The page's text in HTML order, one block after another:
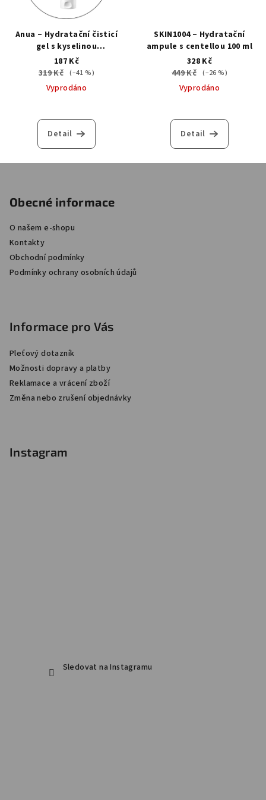
Anua – Hydratační čisticí
gel s kyselinou
hyaluronovou 150 ml
187 Kč
319 Kč (–41 %)
Vyprodáno
Detail
SKIN1004 – Hydratační
ampule s centellou 100 ml
328 Kč
449 Kč (–26 %)
Vyprodáno
Detail
Obecné informace
O našem e-shopu
Kontakty
Obchodní podmínky
Podmínky ochrany osobních údajů
Informace pro Vás
Pleťový dotazník
Možnosti dopravy a platby
Reklamace a vrácení zboží
Změna nebo zrušení objednávky
Instagram
Sledovat na Instagramu